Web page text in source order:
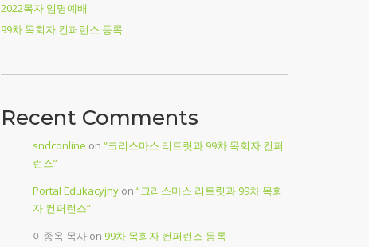
2022목자 임명예배
99차 목회자 컨퍼런스 등록
Recent Comments
sndconline on “크리스마스 리트릿과 99차 목회자 컨퍼
런스”
Portal Edukacyjny on “크리스마스 리트릿과 99차 목회
자 컨퍼런스”
이종옥 목사 on 99차 목회자 컨퍼런스 등록